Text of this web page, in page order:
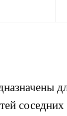
соседних